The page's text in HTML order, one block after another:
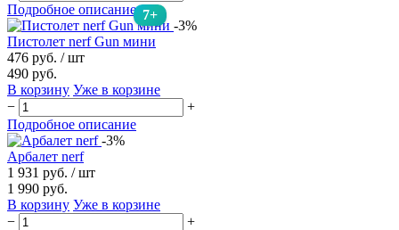
Подробное описание 7+
-3%
Пистолет nerf Gun мини
476 руб. / шт
490 руб.
В корзину Уже в корзине
−
+
Подробное описание
-3%
Арбалет nerf
1 931 руб. / шт
1 990 руб.
В корзину Уже в корзине
−
+